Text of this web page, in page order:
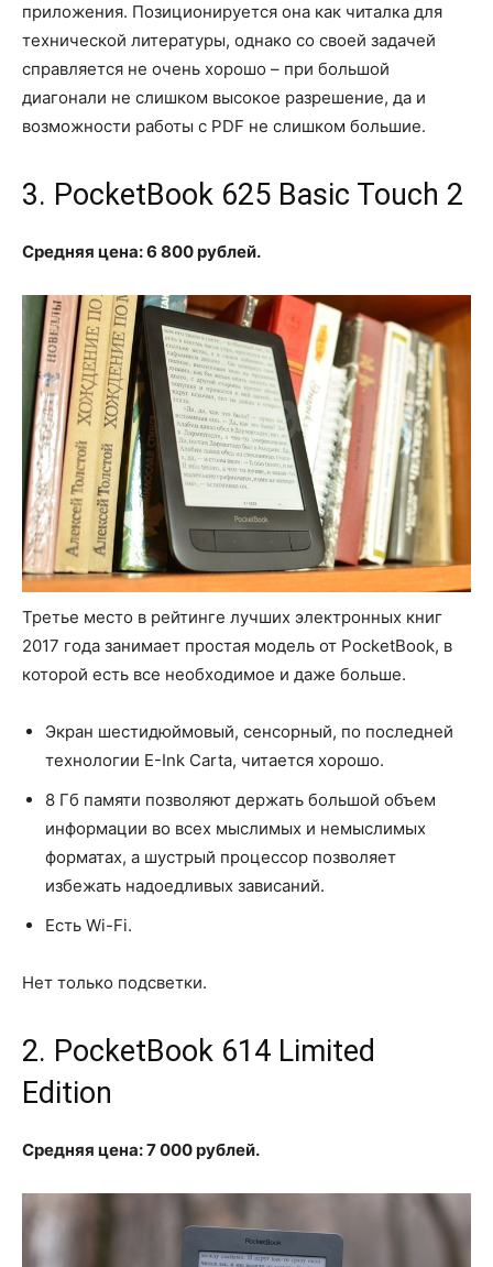
приложения. Позиционируется она как читалка для
технической литературы, однако со своей задачей
справляется не очень хорошо – при большой
диагонали не слишком высокое разрешение, да и
возможности работы с PDF не слишком большие.
3. PocketBook 625 Basic Touch 2
Средняя цена: 6 800 рублей.
Третье место в рейтинге лучших электронных книг
2017 года занимает простая модель от PocketBook, в
которой есть все необходимое и даже больше.
Экран шестидюймовый, сенсорный, по последней
технологии E-Ink Carta, читается хорошо.
8 Гб памяти позволяют держать большой объем
информации во всех мыслимых и немыслимых
форматах, а шустрый процессор позволяет
избежать надоедливых зависаний.
Есть Wi-Fi.
Нет только подсветки.
2. PocketBook 614 Limited
Edition
Средняя цена: 7 000 рублей.